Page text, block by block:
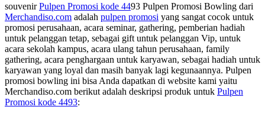
souvenirPulpen Promosi kode 4493 Pulpen Promosi Bowling dari
Merchandiso.com adalah pulpen promosi yang sangat cocok untuk
promosi perusahaan, acara seminar, gathering, pemberian hadiah
untuk pelanggan tetap, sebagai gift untuk pelanggan Vip, untuk
acara sekolah kampus, acara ulang tahun perusahaan, family
gathering, acara penghargaan untuk karyawan, sebagai hadiah untuk
karyawan yang loyal dan masih banyak lagi kegunaannya. Pulpen
promosi bowling ini bisa Anda dapatkan di website kami yaitu
Merchandiso.com berikut adalah deskripsi produk untuk Pulpen
Promosi kode 4493: